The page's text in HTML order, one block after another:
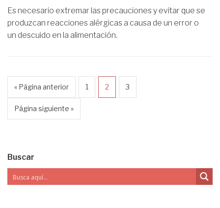
Es necesario extremar las precauciones y evitar que se
produzcan reacciones alérgicas a causa de un error o
un descuido en la alimentación.
« Página anterior 1 2 3
Página siguiente »
Buscar